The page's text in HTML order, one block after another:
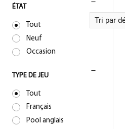
ÉTAT
Tout
Neuf
Occasion
TYPE DE JEU
Tout
Français
Pool anglais